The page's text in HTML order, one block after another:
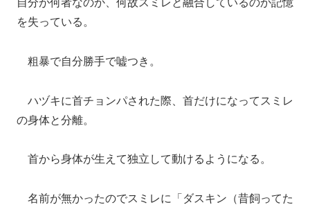
を失っている。
粗暴で自分勝手で嘘つき。
ハヅキに首チョンパされた際、首だけになってスミレ
の身体と分離。
首から身体が生えて独立して動けるようになる。
名前が無かったのでスミレに「ダスキン（昔飼ってた